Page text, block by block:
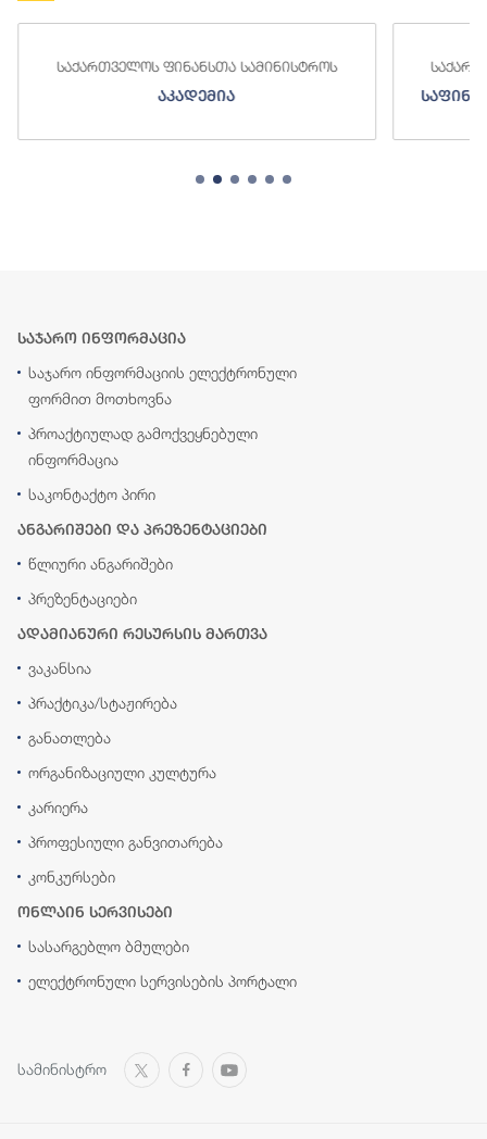
საქართველოს ფინანსთა სამინისტროს
აკადემია
საჯარო ინფორმაცია
საჯარო ინფორმაციის ელექტრონული
ფორმით მოთხოვნა
პროაქტიულად გამოქვეყნებული
ინფორმაცია
საკონტაქტო პირი
ანგარიშები და პრეზენტაციები
წლიური ანგარიშები
პრეზენტაციები
ადამიანური რესურსის მართვა
ვაკანსია
პრაქტიკა/სტაჟირება
განათლება
ორგანიზაციული კულტურა
კარიერა
პროფესიული განვითარება
კონკურსები
ონლაინ სერვისები
სასარგებლო ბმულები
ელექტრონული სერვისების პორტალი
სამინისტრო